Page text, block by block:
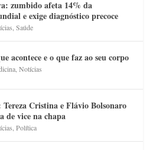
zumbido afeta 14% da
e exige diagnóstico precoce
,Saúde
acontece e o que faz ao seu corpo
,Notícias
Tereza Cristina e Flávio Bolsonaro
de vice na chapa
,Política